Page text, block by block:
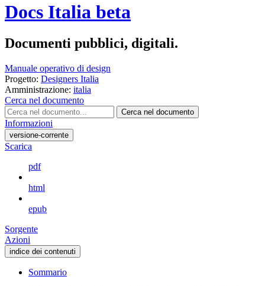
Docs Italia beta
Documenti pubblici, digitali.
Manuale operativo di design
Progetto: Designers Italia
Amministrazione: italia
Cerca nel documento
Cerca nel documento
Informazioni
versione-corrente
Scarica
pdf
html
epub
Sorgente
Azioni
indice dei contenuti
Sommario